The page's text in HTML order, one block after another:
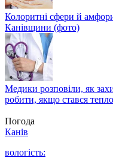
Колоритні сфери й амфори
Канівщини (фото)
Медики розповіли, як
робити, якщо стався
Погода
Канів
вологість: